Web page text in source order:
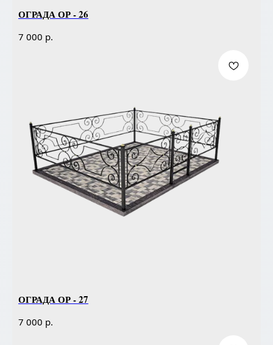
ОГРАДА ОР - 26
7 000 р.
ОГРАДА ОР - 27
7 000 р.